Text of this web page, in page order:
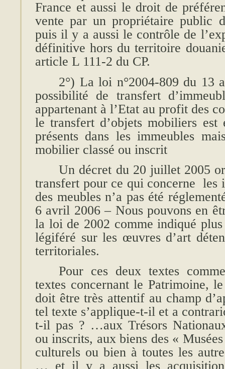
France et aussi le droit de
vente par un propriétaire public
puis il y a aussi le contrôle de
définitive hors du territoire
article L 111-2 du CP.
2°) La loi n°2004-809 du 13
possibilité de transfert
appartenant à l’Etat au profit des
le transfert d’objets mobiliers est
présents dans les immeubles
mobilier classé ou inscrit
Un décret du 20 juillet 2005
transfert pour ce qui concerne les
des meubles n’a pas été
6 avril 2006 – Nous pouvons en
la loi de 2002 comme indiqué
légiféré sur les œuvres d’art
territoriales.
Pour ces deux textes
textes concernant le Patrimoine,
doit être très attentif au champ
tel texte s’applique-t-il et a
t-il pas ? …aux Trésors
ou inscrits, aux biens des «
culturels ou bien à toutes les
… et il y a aussi les